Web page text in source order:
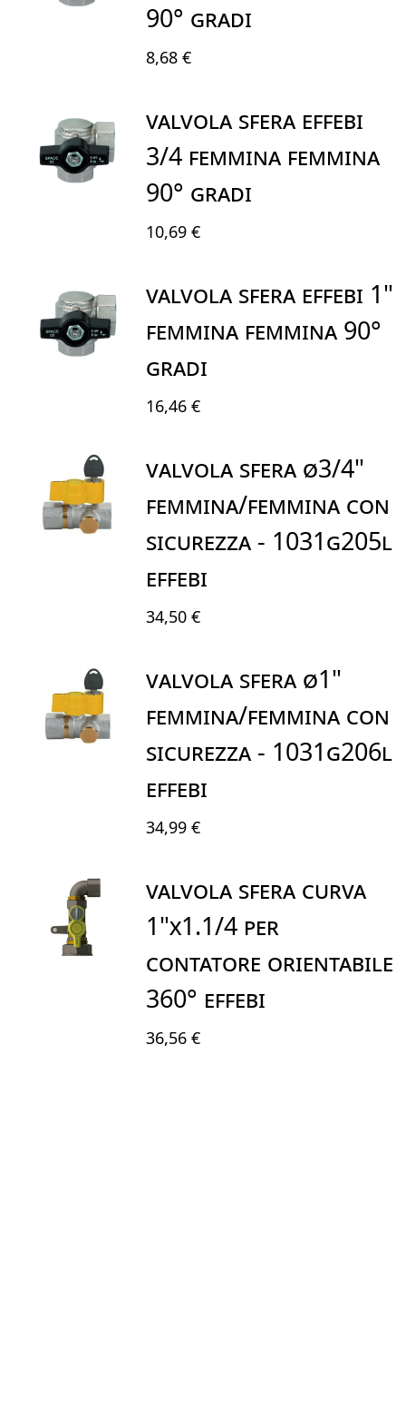
90° GRADI
8,68 €
VALVOLA SFERA EFFEBI
3/4 FEMMINA FEMMINA
90° GRADI
10,69 €
VALVOLA SFERA EFFEBI 1"
FEMMINA FEMMINA 90°
GRADI
16,46 €
Valvola Sfera Ø3/4"
Femmina/Femmina Con
Sicurezza - 1031G205L
EFFEBI
34,50 €
Valvola Sfera Ø1"
Femmina/Femmina Con
Sicurezza - 1031G206L
EFFEBI
34,99 €
VALVOLA SFERA CURVA
1"X1.1/4 PER
CONTATORE ORIENTABILE
360° EFFEBI
36,56 €